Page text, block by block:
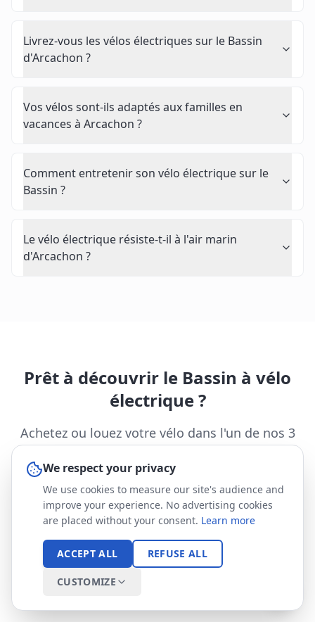
Livrez-vous les vélos électriques sur le Bassin
d'Arcachon ?
Vos vélos sont-ils adaptés aux familles en
vacances à Arcachon ?
Comment entretenir son vélo électrique sur le
Bassin ?
Le vélo électrique résiste-t-il à l'air marin
d'Arcachon ?
Prêt à découvrir le Bassin à vélo
électrique ?
Achetez ou louez votre vélo dans l'un de nos 3
magasins sur le Bassin d'Arcachon. Essai gratuit
et conseil personnalisé.
RÉSERVER UN ESSAI GRATUIT
LOUER UN VÉLO
NOS MAGASINS
We respect your privacy
We use cookies to measure our site's audience and
improve your experience. No advertising cookies
are placed without your consent. Learn more
ACCEPT ALL REFUSE ALL
CUSTOMIZE